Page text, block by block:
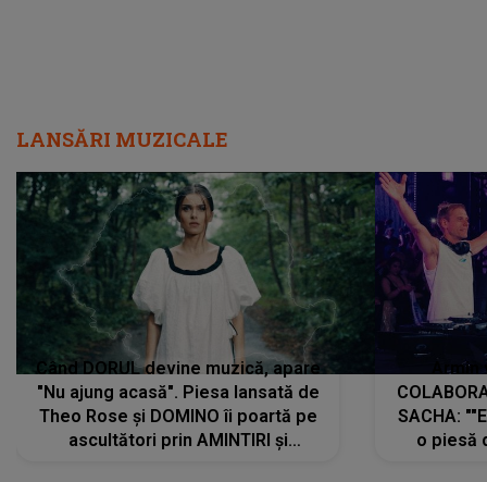
LANSĂRI MUZICALE
Când DORUL devine muzică, apare
"Nu ajung acasă". Piesa lansată de
Theo Rose și DOMINO îi poartă pe
ascultători prin AMINTIRI și
SACHA:
o piesă